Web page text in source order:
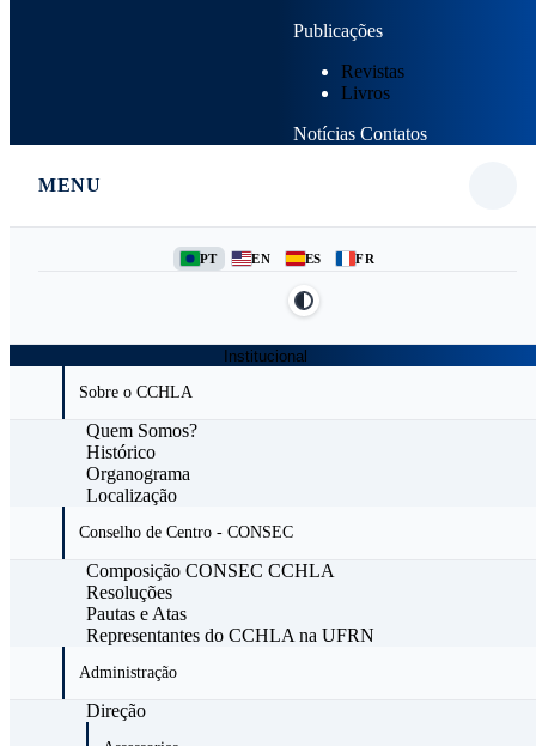
Publicações
Revistas
Livros
Notícias Contatos
MENU
PT EN ES FR
Institucional
Sobre o CCHLA
Quem Somos?
Histórico
Organograma
Localização
Conselho de Centro - CONSEC
Composição CONSEC CCHLA
Resoluções
Pautas e Atas
Representantes do CCHLA na UFRN
Administração
Direção